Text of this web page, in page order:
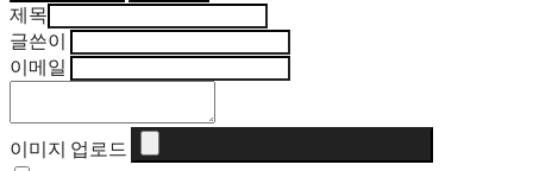
제목
글쓴이
이메일
이미지 업로드